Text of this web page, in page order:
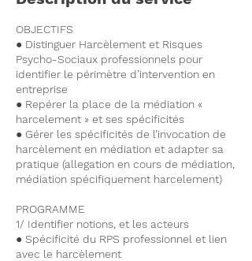
t
OBJECTIFS
● Distinguer Harcèlement et Risques
Psycho-Sociaux professionnels pour
identifier le périmètre d’intervention en
entreprise
● Repérer la place de la médiation «
harcelement » et ses spécificités
● Gérer les spécificités de l’invocation de
harcèlement en médiation et adapter sa
pratique (allegation en cours de médiation,
médiation spécifiquement harcelement)
PROGRAMME
1/ Identifier notions, et les acteurs
● Spécificité du RPS professionnel et lien
avec le harcèlement